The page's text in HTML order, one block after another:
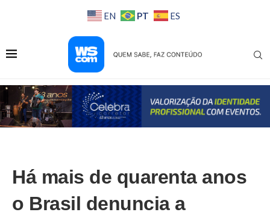
EN PT ES
Há mais de quarenta anos
o Brasil denuncia a